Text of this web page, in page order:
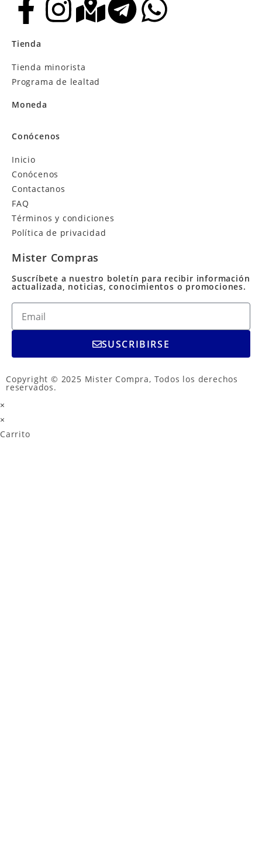
Tienda
Tienda minorista
Programa de lealtad
Moneda
Conócenos
Inicio
Conócenos
Contactanos
FAQ
Términos y condiciones
Política de privacidad
Mister Compras
Suscríbete a nuestro boletín para recibir información
actualizada, noticias, conocimientos o promociones.
SUSCRIBIRSE
Copyright © 2025 Mister Compra, Todos los derechos
reservados.
×
×
Carrito